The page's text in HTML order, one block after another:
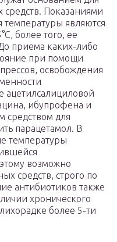
Показаниями
температуры являются
более того, ее
приема каких-либо
при помощи
освобождения
ацетилсалициловой
ибупрофена и
средством для
парацетамол. В
температуры
возможно
средств, строго по
антибиотиков также
хронического
более 5-ти